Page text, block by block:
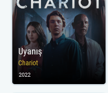
Uyanış
Chariot
2022